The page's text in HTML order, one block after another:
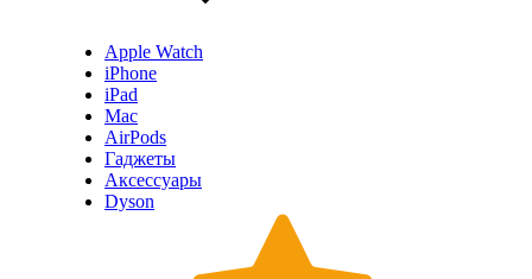
Apple Watch
iPhone
iPad
Mac
AirPods
Гаджеты
Аксессуары
Dyson